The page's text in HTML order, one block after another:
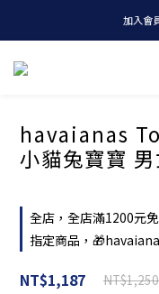
全店
加入會
全店
havaianas
小貓兔寶寶
全店，全店滿1200元
指定商品，
NT$1,187 NT$1,250